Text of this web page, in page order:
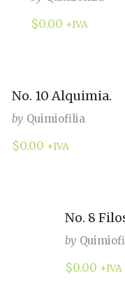
$0.00 +IVA
No. 10 Alquimia.
by Quimiofilia
$0.00 +IVA
No. 8
by
$0.00 +IVA